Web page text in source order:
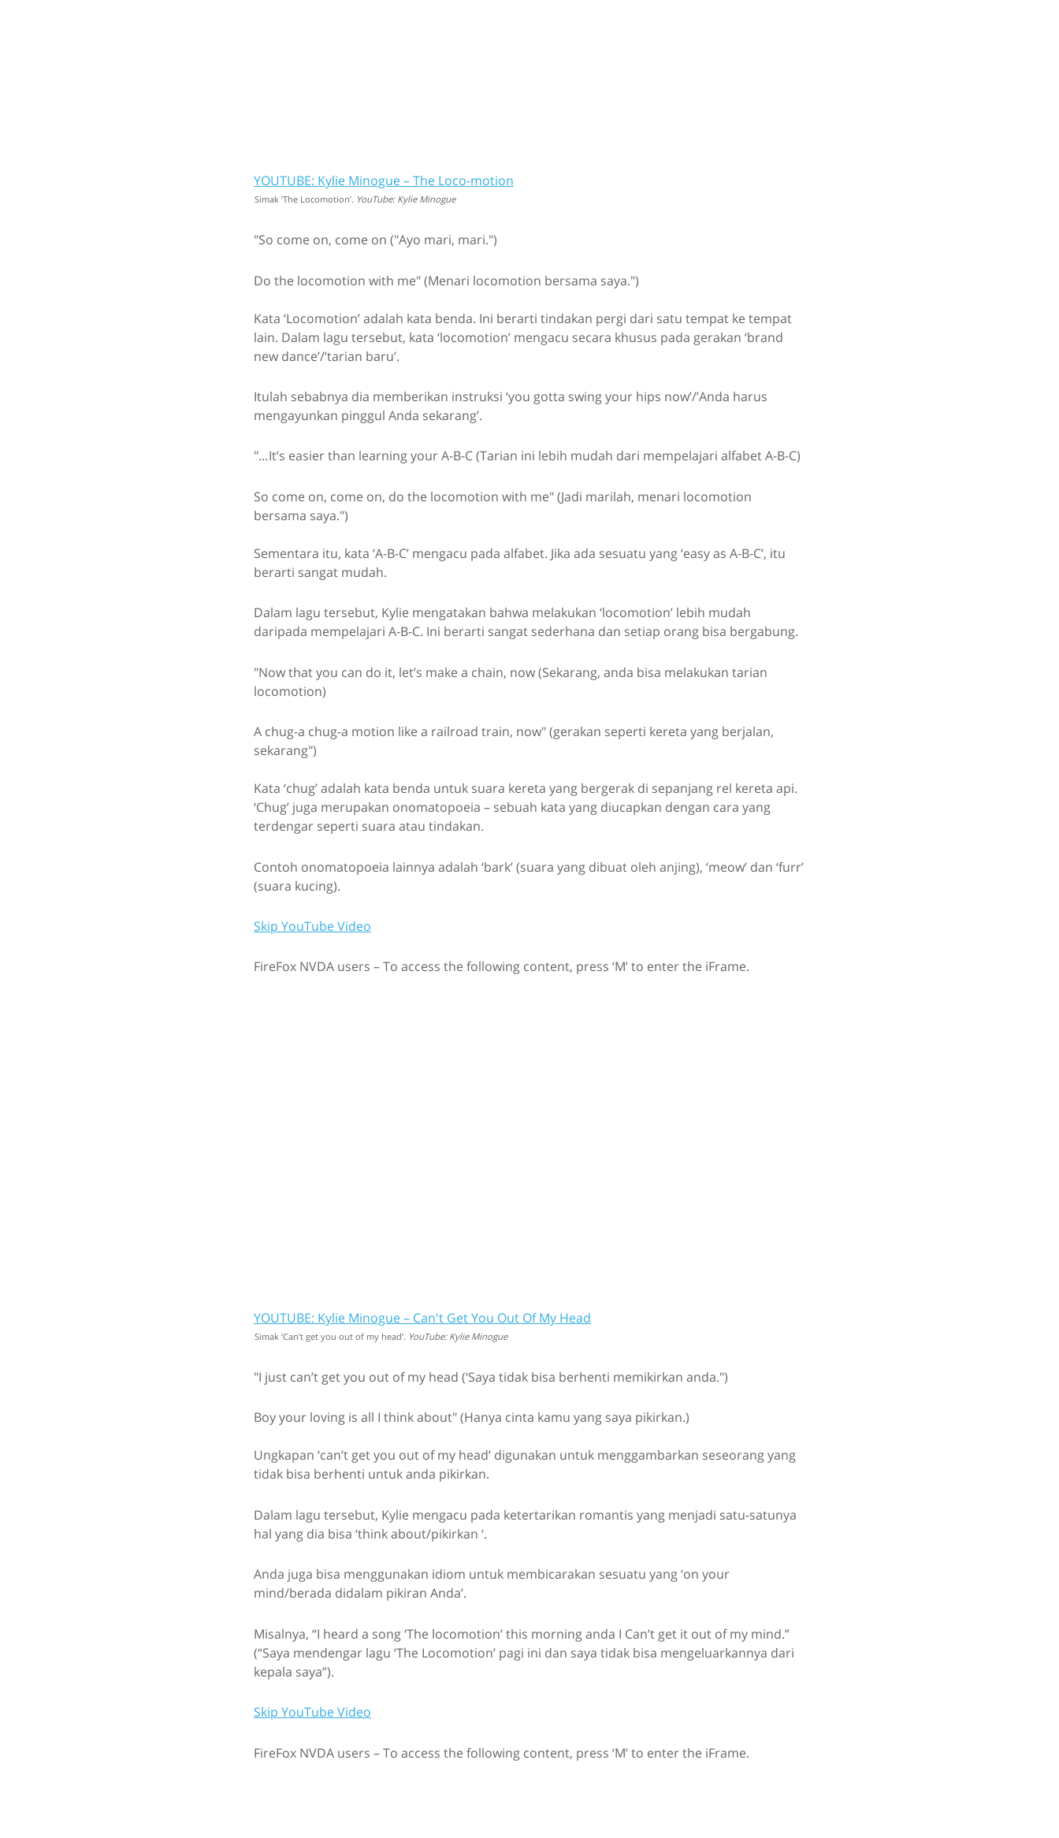
YOUTUBE: Kylie Minogue – The Loco-motion
Simak ‘The Locomotion’. YouTube: Kylie Minogue
"So come on, come on ("Ayo mari, mari.")
Do the locomotion with me" (Menari locomotion bersama saya.")
Kata ‘Locomotion’ adalah kata benda. Ini berarti tindakan pergi dari satu tempat ke tempat
lain. Dalam lagu tersebut, kata ‘locomotion’ mengacu secara khusus pada gerakan ‘brand
new dance’/’tarian baru’.
Itulah sebabnya dia memberikan instruksi ‘you gotta swing your hips now’/’Anda harus
mengayunkan pinggul Anda sekarang’.
"…It’s easier than learning your A-B-C (Tarian ini lebih mudah dari mempelajari alfabet A-B-C)
So come on, come on, do the locomotion with me" (Jadi marilah, menari locomotion
bersama saya.")
Sementara itu, kata ‘A-B-C’ mengacu pada alfabet. Jika ada sesuatu yang ‘easy as A-B-C’, itu
berarti sangat mudah.
Dalam lagu tersebut, Kylie mengatakan bahwa melakukan ‘locomotion’ lebih mudah
daripada mempelajari A-B-C. Ini berarti sangat sederhana dan setiap orang bisa bergabung.
"Now that you can do it, let’s make a chain, now (Sekarang, anda bisa melakukan tarian
locomotion)
A chug-a chug-a motion like a railroad train, now" (gerakan seperti kereta yang berjalan,
sekarang")
Kata ‘chug’ adalah kata benda untuk suara kereta yang bergerak di sepanjang rel kereta api.
‘Chug’ juga merupakan onomatopoeia – sebuah kata yang diucapkan dengan cara yang
terdengar seperti suara atau tindakan.
Contoh onomatopoeia lainnya adalah ‘bark’ (suara yang dibuat oleh anjing), ‘meow’ dan ‘furr’
(suara kucing).
Skip YouTube Video
FireFox NVDA users – To access the following content, press ‘M’ to enter the iFrame.
YOUTUBE: Kylie Minogue – Can't Get You Out Of My Head
Simak ‘Can’t get you out of my head’. YouTube: Kylie Minogue
"I just can’t get you out of my head (‘Saya tidak bisa berhenti memikirkan anda.")
Boy your loving is all I think about" (Hanya cinta kamu yang saya pikirkan.)
Ungkapan ‘can’t get you out of my head’ digunakan untuk menggambarkan seseorang yang
tidak bisa berhenti untuk anda pikirkan.
Dalam lagu tersebut, Kylie mengacu pada ketertarikan romantis yang menjadi satu-satunya
hal yang dia bisa ‘think about/pikirkan ‘.
Anda juga bisa menggunakan idiom untuk membicarakan sesuatu yang ‘on your
mind/berada didalam pikiran Anda’.
Misalnya, “I heard a song ‘The locomotion’ this morning anda I Can’t get it out of my mind.”
(“Saya mendengar lagu ‘The Locomotion’ pagi ini dan saya tidak bisa mengeluarkannya dari
kepala saya”).
Skip YouTube Video
FireFox NVDA users – To access the following content, press ‘M’ to enter the iFrame.